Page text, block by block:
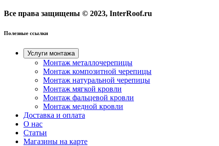
Все права защищены © 2023, InterRoof.ru
Полезные ссылки
Услуги монтажа
Монтаж металлочерепицы
Монтаж композитной черепицы
Монтаж натуральной черепицы
Монтаж мягкой кровли
Монтаж фальцевой кровли
Монтаж медной кровли
Доставка и оплата
О нас
Cтатьи
Магазины на карте